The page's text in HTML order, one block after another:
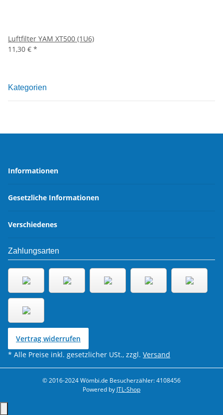
Luftfilter YAM XT500 (1U6)
11,30 € *
Kategorien
Informationen
Gesetzliche Informationen
Verschiedenes
Zahlungsarten
Vertrag widerrufen
* Alle Preise inkl. gesetzlicher USt., zzgl. Versand
© 2016-2024 Wömbi.de Besucherzähler: 4108456
Powered by JTL-Shop